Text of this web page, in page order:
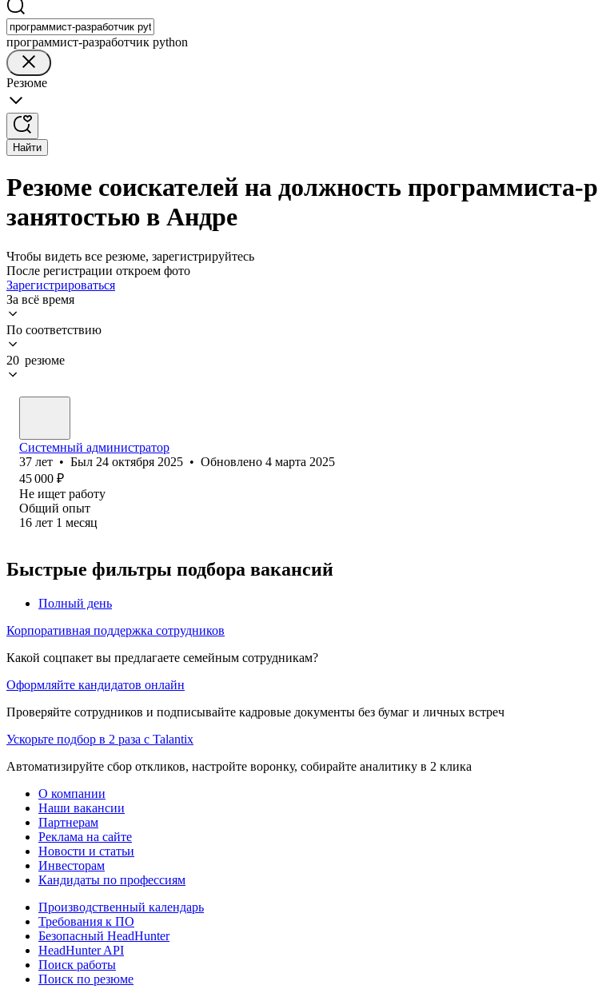
программист-разработчик python
Резюме
Найти
Резюме соискателей на должность программиста-
занятостью в Андре
Чтобы видеть все резюме, зарегистрируйтесь
После регистрации откроем фото
Зарегистрироваться
За всё время
По соответствию
20 резюме
Системный администратор
37 лет • Был 24 октября 2025 • Обновлено 4 марта 2025
45 000 ₽
Не ищет работу
Общий опыт
16 лет 1 месяц
Быстрые фильтры подбора вакансий
Полный день
Корпоративная поддержка сотрудников
Какой соцпакет вы предлагаете семейным сотрудникам?
Оформляйте кандидатов онлайн
Проверяйте сотрудников и подписывайте кадровые документы без бумаг и личных встреч
Ускорьте подбор в 2 раза с Talantix
Автоматизируйте сбор откликов, настройте воронку, собирайте аналитику в 2 клика
О компании
Наши вакансии
Партнерам
Реклама на сайте
Новости и статьи
Инвесторам
Кандидаты по профессиям
Производственный календарь
Требования к ПО
Безопасный HeadHunter
HeadHunter API
Поиск работы
Поиск по резюме